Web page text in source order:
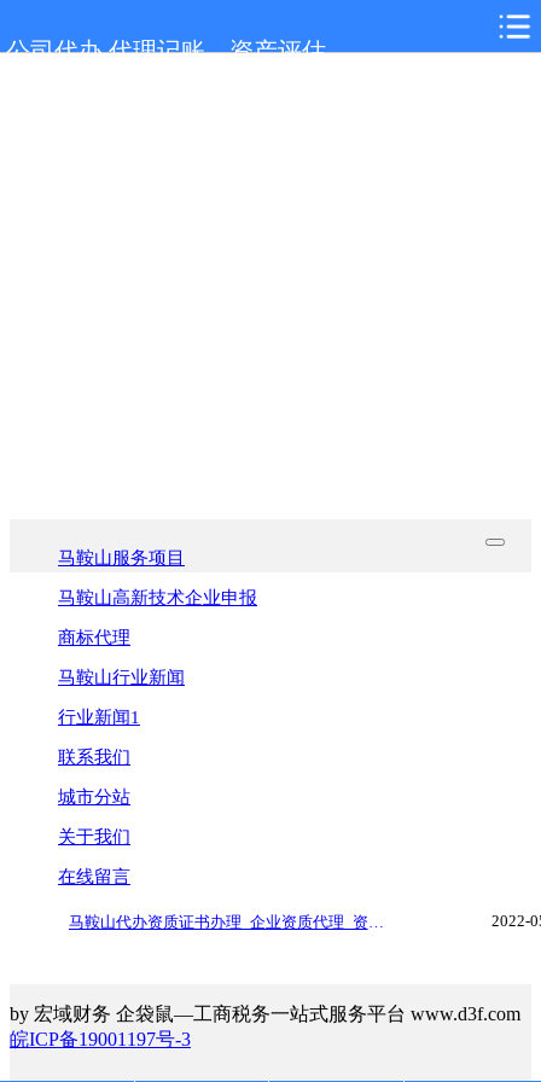
公司代办,代理记账，资产评估
网站首页
马鞍山服务项目
马鞍山高新技术企业申报
商标代理
马鞍山行业新闻
行业新闻1
联系我们
城市分站
关于我们
在线留言
马鞍山代办资质证书办理_企业资质代理_资质代办 2022-
by 宏域财务 企袋鼠—工商税务一站式服务平台 www.d3f.com
皖ICP备19001197号-3